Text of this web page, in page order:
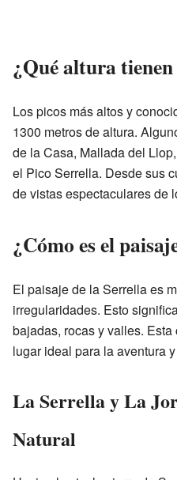
¿Qué altura tienen
Los picos más altos y
1300 metros de altura.
de la Casa, Mallada del
el Pico Serrella. Desde sus
de vistas espectaculares de
¿Cómo es el
El paisaje de la Serrella es
irregularidades. Esto
bajadas, rocas y valles.
lugar ideal para la aventura
La Serrella y La
Natural